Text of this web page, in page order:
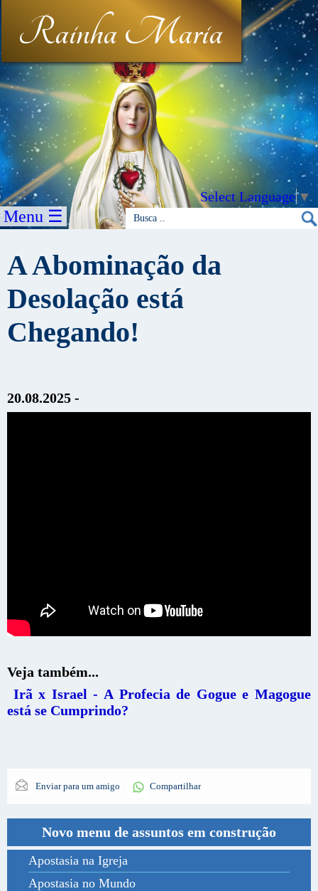
Rainha Maria
Select Language▼
Menu ☰
A Abominação da
Desolação está
Chegando!
20.08.2025 -
Veja também...
Irã x Israel - A Profecia de Gogue e Magogue
está se Cumprindo?
Enviar para um amigo Compartilhar
Novo menu de assuntos em construção
Apostasia na Igreja
Apostasia no Mundo